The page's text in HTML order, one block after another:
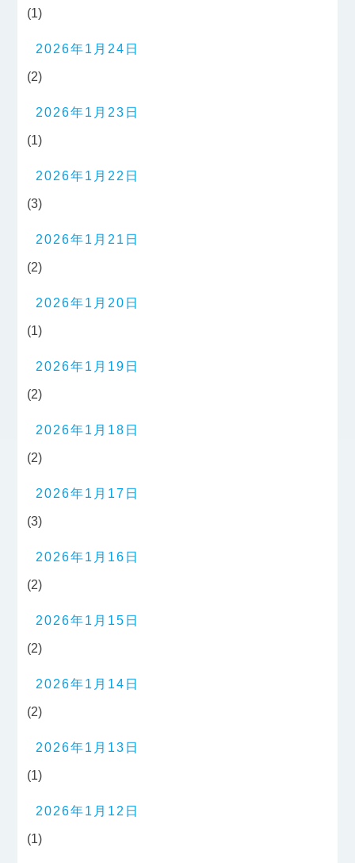
(1)
2026年1月24日
(2)
2026年1月23日
(1)
2026年1月22日
(3)
2026年1月21日
(2)
2026年1月20日
(1)
2026年1月19日
(2)
2026年1月18日
(2)
2026年1月17日
(3)
2026年1月16日
(2)
2026年1月15日
(2)
2026年1月14日
(2)
2026年1月13日
(1)
2026年1月12日
(1)